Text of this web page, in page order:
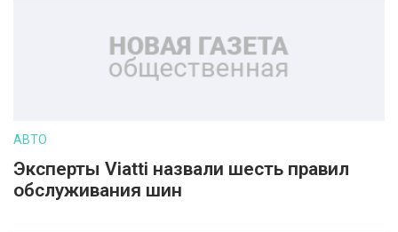
АВТО
Эксперты Viatti назвали шесть правил
обслуживания шин